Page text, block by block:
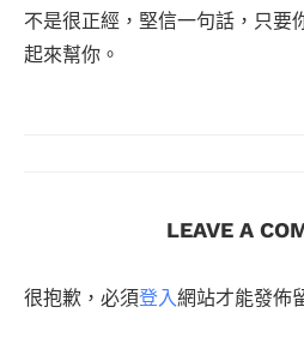
不是很正經，堅信一句話，只要
起來幫你。
LEAVE A
很抱歉，必須登入網站才能發佈